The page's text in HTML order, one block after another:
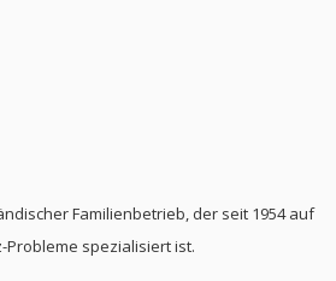
Familienbetrieb, der seit 1954 auf
spezialisiert ist.